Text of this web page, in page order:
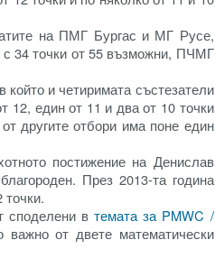
на ПМГ Бургас и МГ Русе,
34 точки от 55 възможни, ПЧМГ
и четиримата състезатели
един от 11 и два от 10 точки
другите отбори има поне един
постижение на Денислав
През 2013-та година
споделени втемата за PMWC /
от двете математически